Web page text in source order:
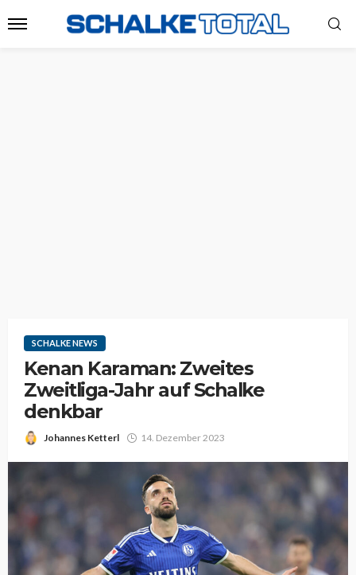
SCHALKE NEWS
Kenan Karaman: Zweites
Zweitliga-Jahr auf Schalke
denkbar
Johannes Ketterl 14. Dezember 2023